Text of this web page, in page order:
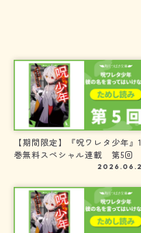
【期間限定】『呪ワレタ少年』1
巻無料スペシャル連載 第5回